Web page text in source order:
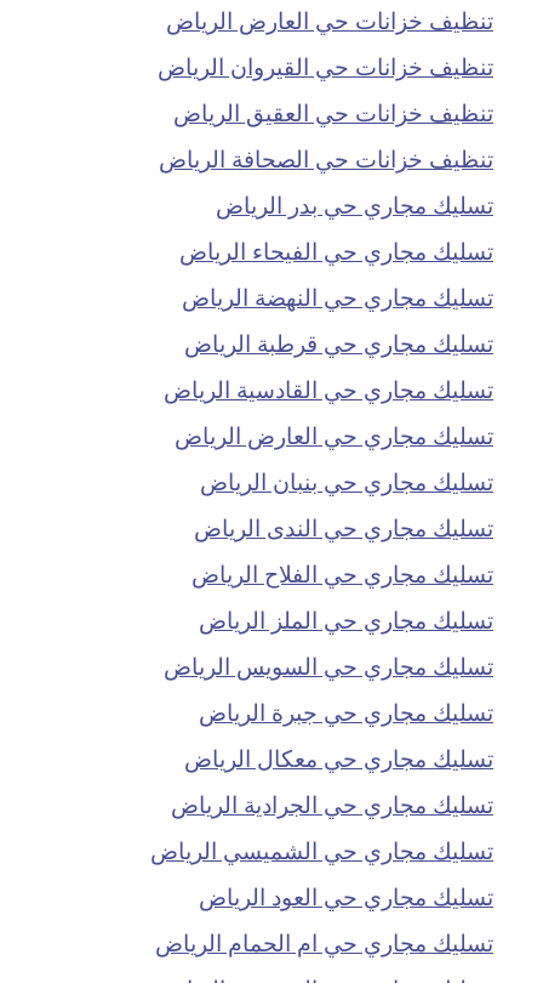
تنظيف خزانات حي العارض الرياض
تنظيف خزانات حي القيروان الرياض
تنظيف خزانات حي العقيق الرياض
تنظيف خزانات حي الصحافة الرياض
تسليك مجاري حي بدر الرياض
تسليك مجاري حي الفيحاء الرياض
تسليك مجاري حي النهضة الرياض
تسليك مجاري حي قرطبة الرياض
تسليك مجاري حي القادسية الرياض
تسليك مجاري حي العارض الرياض
تسليك مجاري حي بنبان الرياض
تسليك مجاري حي الندى الرياض
تسليك مجاري حي الفلاح الرياض
تسليك مجاري حي الملز الرياض
تسليك مجاري حي السويس الرياض
تسليك مجاري حي جبرة الرياض
تسليك مجاري حي معكال الرياض
تسليك مجاري حي الجرادية الرياض
تسليك مجاري حي الشميسي الرياض
تسليك مجاري حي العود الرياض
تسليك مجاري حي ام الحمام الرياض